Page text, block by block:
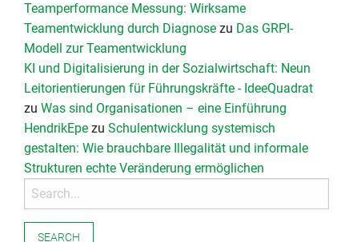
Teamperformance Messung: Wirksame
Teamentwicklung durch Diagnosezu Das GRPI-
Modell zur Teamentwicklung
KI und Digitalisierung in der Sozialwirtschaft: Neun
Leitorientierungen für Führungskräfte - IdeeQuadrat
zu Was sind Organisationen – eine Einführung
HendrikEpezu Schulentwicklung systemisch
gestalten: Wie brauchbare Illegalität und informale
Strukturen echte Veränderung ermöglichen